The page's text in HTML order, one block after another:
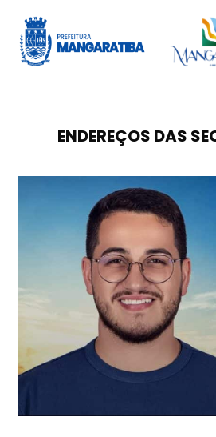
ENDEREÇOS DAS